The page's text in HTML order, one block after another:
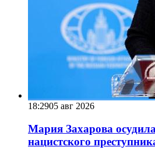
18:2905 авг 2026
Мария Захарова
нацистского